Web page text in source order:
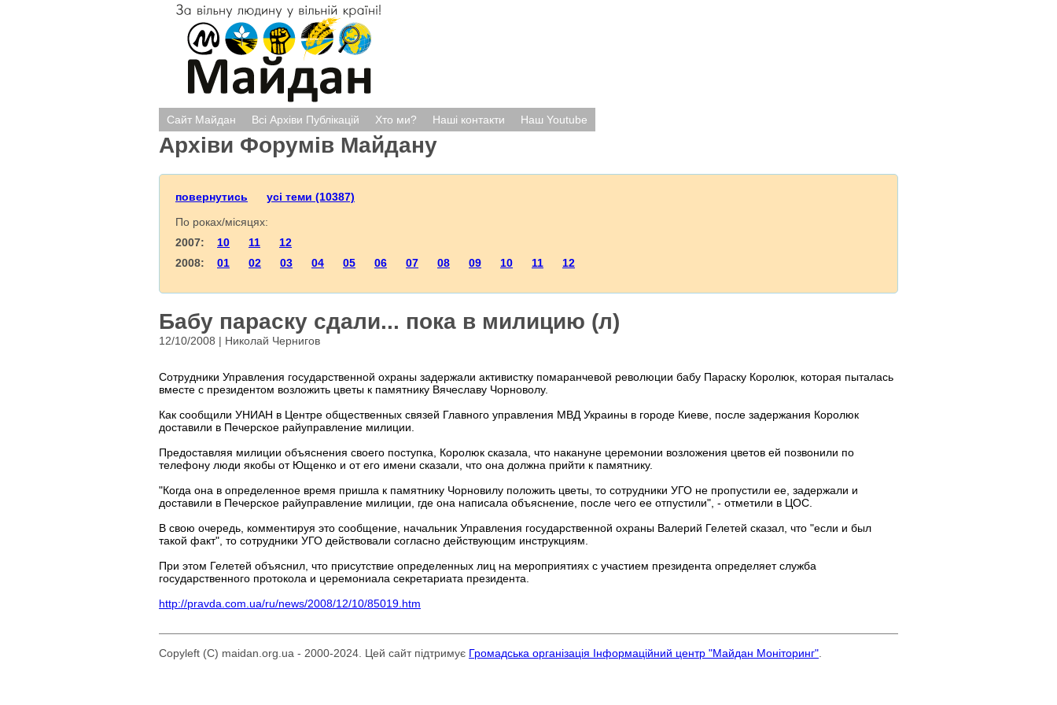
Сайт Майдан Всі Архіви Публікацій Хто ми? Наші контакти Наш Youtube
Архіви Форумів Майдану
повернутись
усі теми (10387)
По роках/місяцях:
2007: 10 11
12
2008: 01 02 03 04 05 06 07 08 09 10 11 12
Бабу параску сдали... пока в милицию (л)
12/10/2008 | Николай Чернигов
Сотрудники Управления государственной охраны задержали активистку помаранчевой революции бабу Параску Королюк, которая пыталась
вместе с президентом возложить цветы к памятнику Вячеславу Чорноволу.
Как сообщили УНИАН в Центре общественных связей Главного управления МВД Украины в городе Киеве, после задержания Королюк
доставили в Печерское райуправление милиции.
Предоставляя милиции объяснения своего поступка, Королюк сказала, что накануне церемонии возложения цветов ей позвонили по
телефону люди якобы от Ющенко и от его имени сказали, что она должна прийти к памятнику.
"Когда она в определенное время пришла к памятнику Чорновилу положить цветы, то сотрудники УГО не пропустили ее, задержали и
доставили в Печерское райуправление милиции, где она написала объяснение, после чего ее отпустили", - отметили в ЦОС.
В свою очередь, комментируя это сообщение, начальник Управления государственной охраны Валерий Гелетей сказал, что "если и был
такой факт", то сотрудники УГО действовали согласно действующим инструкциям.
При этом Гелетей объяснил, что присутствие определенных лиц на мероприятиях с участием президента определяет служба
государственного протокола и церемониала секретариата президента.
http://pravda.com.ua/ru/news/2008/12/10/85019.htm
Copyleft (C) maidan.org.ua - 2000-2024. Цей сайт підтримує Громадська організація Інформаційний центр "Майдан Моніторинг"